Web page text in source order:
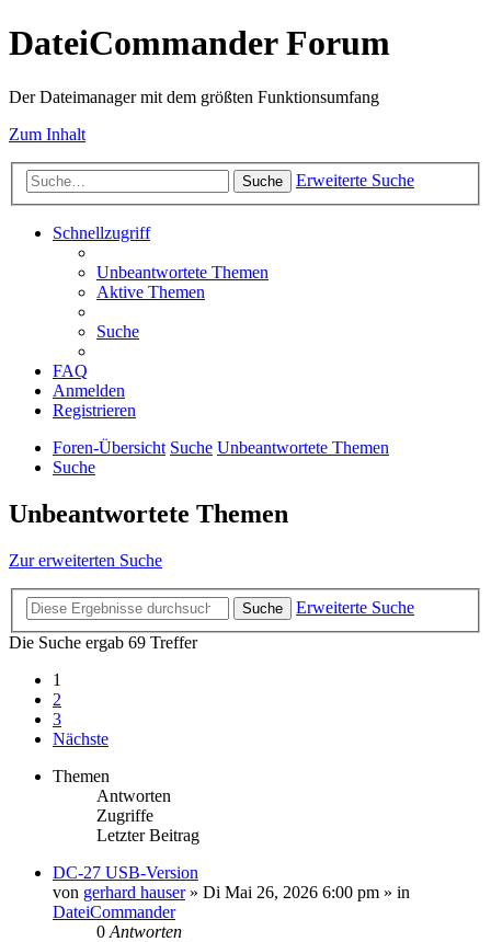
DateiCommander Forum
Der Dateimanager mit dem größten Funktionsumfang
Zum Inhalt
Suche Erweiterte Suche
Schnellzugriff
Unbeantwortete Themen
Aktive Themen
Suche
FAQ
Anmelden
Registrieren
Foren-Übersicht Suche Unbeantwortete Themen
Suche
Unbeantwortete Themen
Zur erweiterten Suche
Suche
Erweiterte Suche
Die Suche ergab 69 Treffer
1
2
3
Nächste
Themen
Antworten
Zugriffe
Letzter Beitrag
DC-27 USB-Version
von gerhard hauser» Di Mai 26, 2026 6:00 pm » in
DateiCommander
0 Antworten